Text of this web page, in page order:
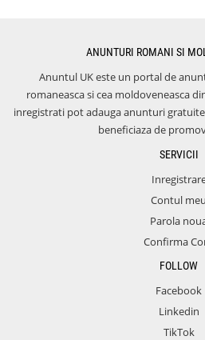
ANUNTURI ROMANI SI
Anuntul UK este un portal de
romaneasca si cea moldoveneasca
inregistrati pot adauga anunturi
beneficiaza de
SERVICII
Contul meu
Parola
Confirma
FOLLOW
Facebook
Linkedin
TikTok